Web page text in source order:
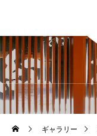
ギャラリー